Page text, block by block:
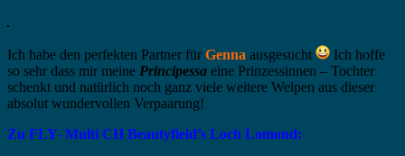
Ich habe den perfekten Partner für Genna ausgesucht
Ich hoffe
so sehr dass mir meine Principessa eine Prinzessinnen – Tochter
schenkt und natürlich noch ganz viele weitere Welpen aus dieser
absolut wundervollen Verpaarung!
Zu FLY- Multi CH Beautyfield’s Loch Lomond: